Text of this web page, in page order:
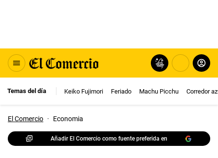
Temas del día Keiko Fujimori Feriado Machu Picchu Corredor
El Comercio · Economia
Añadir El Comercio como fuente preferida en